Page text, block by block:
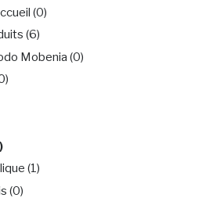
(0)
(6)
Mobenia (0)
(1)
(0)